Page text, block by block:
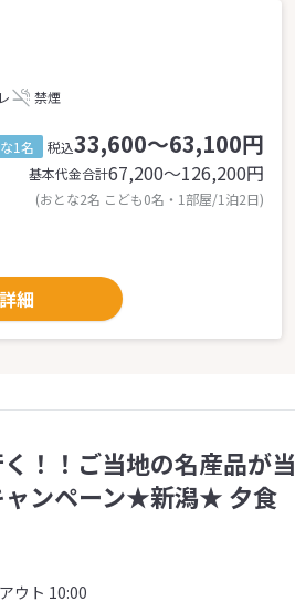
禁煙
1名 税込33,600～63,100円
基本代金合計67,200〜126,200円
(おとな2名 こども0名・1部屋/1泊2日)
細
！！ご当地の名産品が当
ャンペーン★新潟★ 夕食
ウト 10:00